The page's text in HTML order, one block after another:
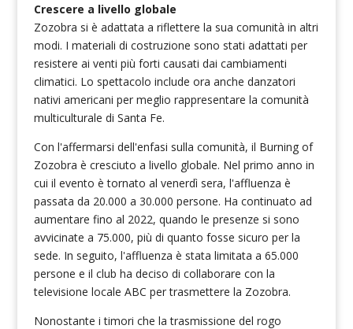
Crescere a livello globale
Zozobra si è adattata a riflettere la sua comunità in altri
modi. I materiali di costruzione sono stati adattati per
resistere ai venti più forti causati dai cambiamenti
climatici. Lo spettacolo include ora anche danzatori
nativi americani per meglio rappresentare la comunità
multiculturale di Santa Fe.
Con l'affermarsi dell'enfasi sulla comunità, il Burning of
Zozobra è cresciuto a livello globale. Nel primo anno in
cui il evento è tornato al venerdì sera, l'affluenza è
passata da 20.000 a 30.000 persone. Ha continuato ad
aumentare fino al 2022, quando le presenze si sono
avvicinate a 75.000, più di quanto fosse sicuro per la
sede. In seguito, l'affluenza è stata limitata a 65.000
persone e il club ha deciso di collaborare con la
televisione locale ABC per trasmettere la Zozobra.
Nonostante i timori che la trasmissione del rogo